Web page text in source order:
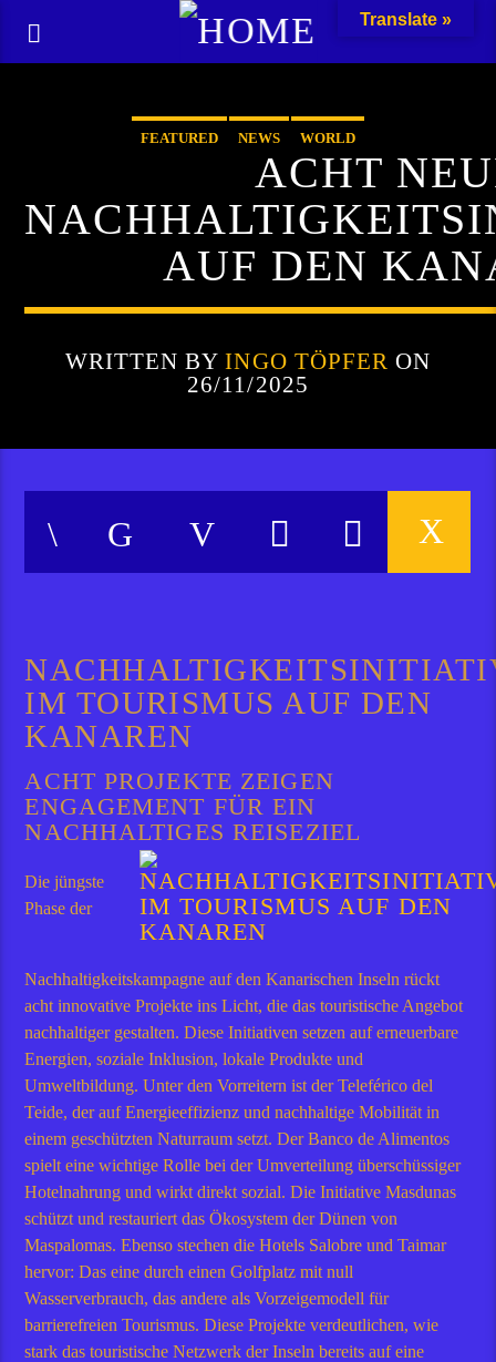
FEATURED NEWS WORLD
ACHT
AUF DEN
WRITTEN BYINGO TÖPFER ON
26/11/2025
IM TOURISMUS AUF DEN
KANAREN
ACHT PROJEKTE ZEIGEN
ENGAGEMENT FÜR EIN
NACHHALTIGES REISEZIEL
Die jüngste
Phase der
Nachhaltigkeitskampagne auf den Kanarischen Inseln rückt
acht innovative Projekte ins Licht, die das touristische Angebot
nachhaltiger gestalten. Diese Initiativen setzen auf erneuerbare
Energien, soziale Inklusion, lokale Produkte und
Umweltbildung. Unter den Vorreitern ist der Teleférico del
Teide, der auf Energieeffizienz und nachhaltige Mobilität in
einem geschützten Naturraum setzt. Der Banco de Alimentos
spielt eine wichtige Rolle bei der Umverteilung überschüssiger
Hotelnahrung und wirkt direkt sozial. Die Initiative Masdunas
schützt und restauriert das Ökosystem der Dünen von
Maspalomas. Ebenso stechen die Hotels Salobre und Taimar
hervor: Das eine durch einen Golfplatz mit null
Wasserverbrauch, das andere als Vorzeigemodell für
barrierefreien Tourismus. Diese Projekte verdeutlichen, wie
stark das touristische Netzwerk der Inseln bereits auf eine
Translate »